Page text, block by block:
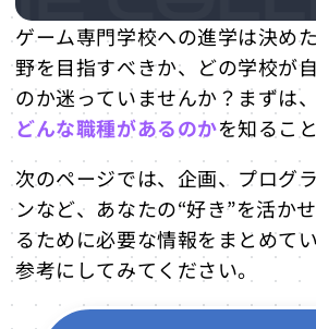
ゲーム専門学校への進学は決め
野を目指すべきか、どの学校が
のか迷っていませんか？まずは、
どんな職種があるのかを知るこ
次のページでは、企画、プログ
ンなど、あなたの“好き”を活か
るために必要な情報をまとめて
参考にしてみてください。